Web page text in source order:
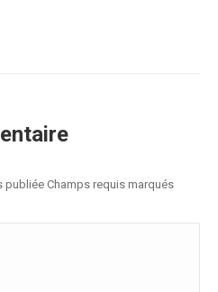
publiée Champs requis marqués